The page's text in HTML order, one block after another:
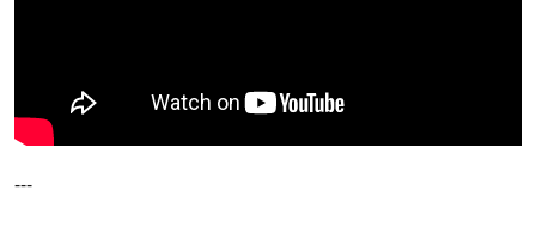
---